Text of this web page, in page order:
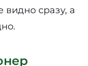
видно сразу, а